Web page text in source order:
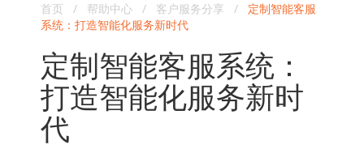
首页 / 帮助中心 / 客户服务分享 / 定制智能客服
系统：打造智能化服务新时代
定制智能客服系统：
打造智能化服务新时
代